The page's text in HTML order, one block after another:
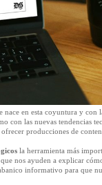
nace en esta coyuntura y con
con las nuevas tendencias
producciones de
la herramienta más
nos ayuden a explicar
informativo para que